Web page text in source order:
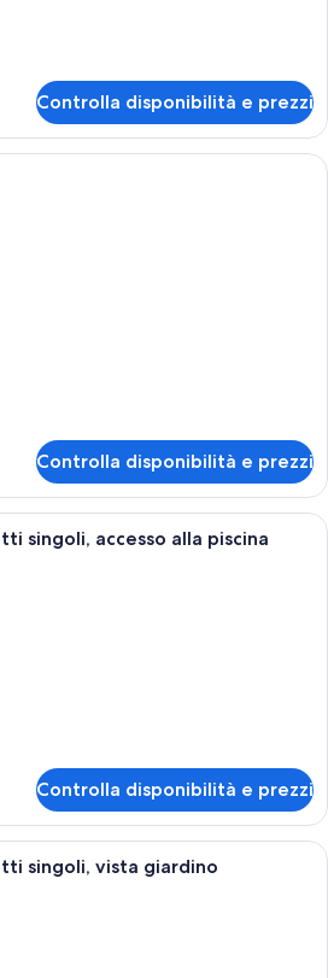
Controlla disponibilità e prezzi
Un'area living esterna moderna
Controlla disponibilità e prezzi
Una stanza con due poltrone in
singoli, accesso alla piscina
Controlla disponibilità e prezzi
Una moderna camera d'albergo
singoli, vista giardino